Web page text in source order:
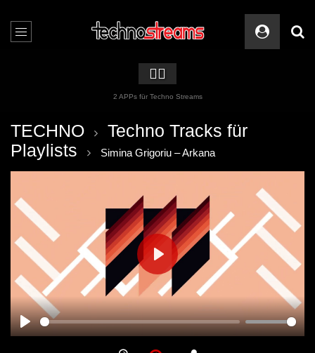
🏳️‍🌈
2 APPs für Techno Streams
TECHNO
Techno Tracks für
Playlists
Simina Grigoriu – Arkana
PLAY
PLAY